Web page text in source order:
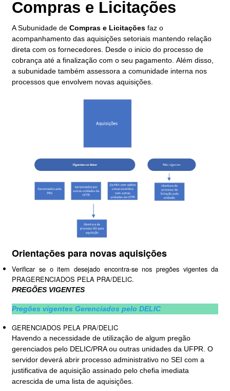
Compras e Licitações
A Subunidade deCompras e Licitações faz o
acompanhamento das aquisições setoriais mantendo relação
direta com os fornecedores. Desde o inicio do processo de
cobrança até a finalização com o seu pagamento. Além disso,
a subunidade também assessora a comunidade interna nos
processos que envolvem novas aquisições.
Orientações para novas aquisições
Verificar se o item desejado encontra-se nos pregões vigentes da
PRAGERENCIADOS PELA PRA/DELIC.
PREGÕES VIGENTES
Pregões vigentes Gerenciados pelo DELIC
GERENCIADOS PELA PRA/DELIC
Havendo a necessidade de utilização de algum pregão
gerenciados pelo DELIC/PRA ou outras unidades da UFPR. O
servidor deverá abrir processo administrativo no SEI com a
justificativa de aquisição assinado pelo chefia imediata
acrescida de uma lista de aquisições.